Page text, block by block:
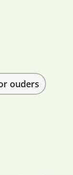
ouders